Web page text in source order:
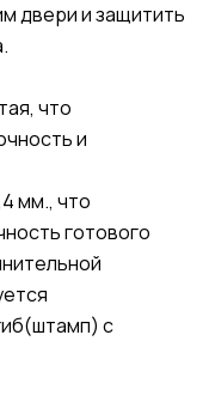
двери и защитить
что
и
мм., что
готового
с